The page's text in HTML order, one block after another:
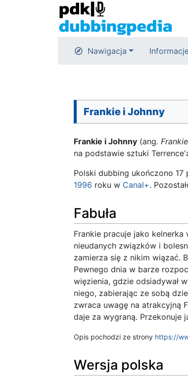
Nawigacja
Frankie i Johnny
Frankie i Johnny (ang.
na podstawie sztuki
Polski dubbing ukończono 17
1996 roku w Canal+.
Fabuła
Frankie pracuje jako
nieudanych związków i
zamierza się z nikim wiązać.
Pewnego dnia w barze
więzienia, gdzie odsiadywał
niego, zabierając ze sobą
zwraca uwagę na atrakcyjną
daje za wygraną. Przekonuje
Opis pochodzi ze strony https://
Wersja polska